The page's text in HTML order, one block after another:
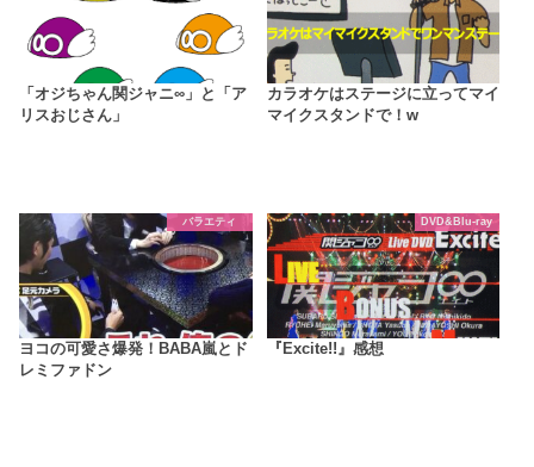
「オジちゃん関ジャニ∞」と「ア
リスおじさん」
カラオケはステージに立ってマイ
マイクスタンドで！w
バラエティ
ヨコの可愛さ爆発！BABA嵐とド
レミファドン
DVD&Blu-ray
『Excite!!』感想